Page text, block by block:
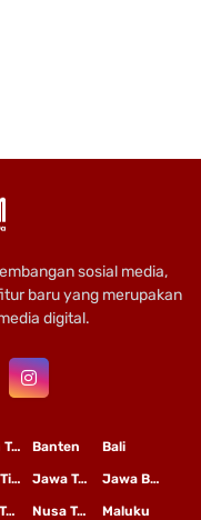
sosial media,
baru yang merupakan
digital.
Bali
Banten
Buton Tengah
Jawa Barat
Jawa Tengah
Jawa Timur
Maluku
Nusa Tenggara Barat
Nusa Tenggara Timur